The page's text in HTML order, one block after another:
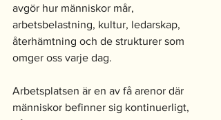
avgör hur människor mår,
arbetsbelastning, kultur, ledarskap,
återhämtning och de strukturer som
omger oss varje dag.
Arbetsplatsen är en av få arenor där
människor befinner sig kontinuerligt,